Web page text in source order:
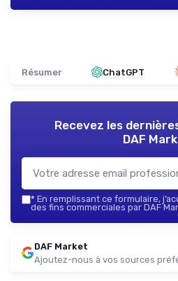
Résumer ChatGPT
Recevez les
DAF
* En remplissant ce formulaire,
des fins commerciales par DAF
DAF Market
Ajoutez-nous à vos sources